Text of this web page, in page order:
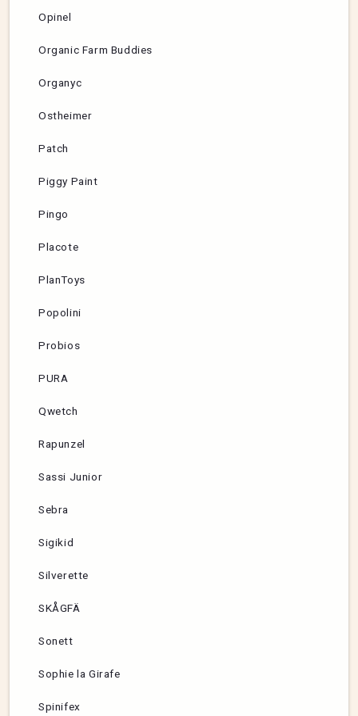
Opinel
Organic Farm Buddies
Organyc
Ostheimer
Patch
Piggy Paint
Pingo
Placote
PlanToys
Popolini
Probios
PURA
Qwetch
Rapunzel
Sassi Junior
Sebra
Sigikid
Silverette
SKÅGFÄ
Sonett
Sophie la Girafe
Spinifex